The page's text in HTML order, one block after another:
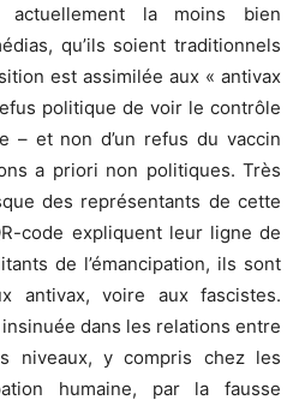
la moins bien
qu’ils soient traditionnels
est assimilée aux « antivax
politique de voir le contrôle
– et non d’un refus du vaccin
a priori non politiques. Très
des représentants de cette
code expliquent leur ligne de
de l’émancipation, ils sont
antivax, voire aux fascistes.
insinuée dans les relations entre
niveaux, y compris chez les
humaine, par la fausse